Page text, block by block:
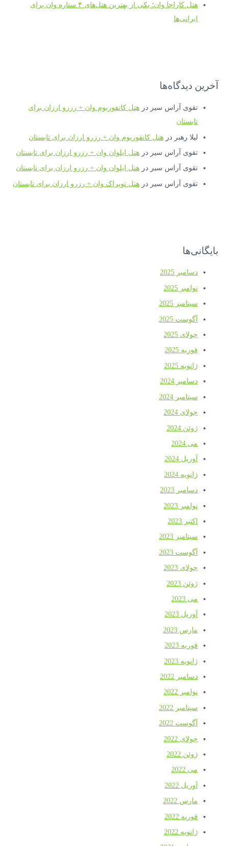
هتل کاراجا وان؛ یکی از بهترین هتل‌های ۴ ستاره وان برای
ایرانی‌ها
آخرین دیدگاه‌ها
تقوی آراس سیر درهتل کانفوریوم وان + رزرو ارزان برای
تابستان
لیلا رهبر درهتل کانفوریوم وان + رزرو ارزان برای تابستان
تقوی آراس سیر درهتل ایلوان وان + رزرو ارزان برای تابستان
تقوی آراس سیر درهتل ایلوان وان + رزرو ارزان برای تابستان
تقوی آراس سیر درهتل توپراک وان + رزرو ارزان برای تابستان
بایگانی‌ها
دسامبر 2025
نوامبر 2025
سپتامبر 2025
آگوست 2025
جولای 2025
فوریه 2025
ژانویه 2025
دسامبر 2024
سپتامبر 2024
جولای 2024
ژوئن 2024
می 2024
آوریل 2024
ژانویه 2024
دسامبر 2023
نوامبر 2023
اکتبر 2023
سپتامبر 2023
آگوست 2023
جولای 2023
ژوئن 2023
می 2023
آوریل 2023
مارس 2023
فوریه 2023
ژانویه 2023
دسامبر 2022
نوامبر 2022
سپتامبر 2022
آگوست 2022
جولای 2022
ژوئن 2022
می 2022
آوریل 2022
مارس 2022
فوریه 2022
ژانویه 2022